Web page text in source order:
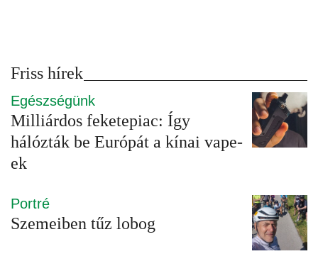
Friss hírek
Egészségünk
Milliárdos feketepiac: Így
hálózták be Európát a kínai vape-
ek
Portré
Szemeiben tűz lobog